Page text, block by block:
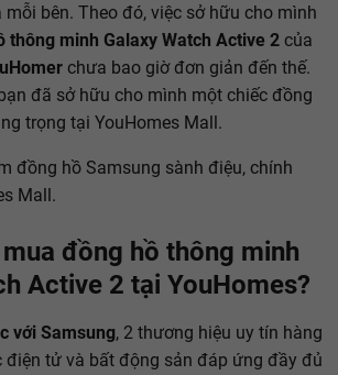
mỗi bên. Theo đó, việc sở hữu cho mình
thông minh Galaxy Watch Active 2 của
chưa bao giờ đơn giản đến thế.
đã sở hữu cho mình một chiếc đồng
trọng tại YouHomes Mall.
đồng hồ Samsung sành điệu, chính
Mall.
đồng hồ thông minh
Active 2 tại YouHomes?
với Samsung, 2 thương hiệu uy tín hàng
điện tử và bất động sản đáp ứng đầy đủ